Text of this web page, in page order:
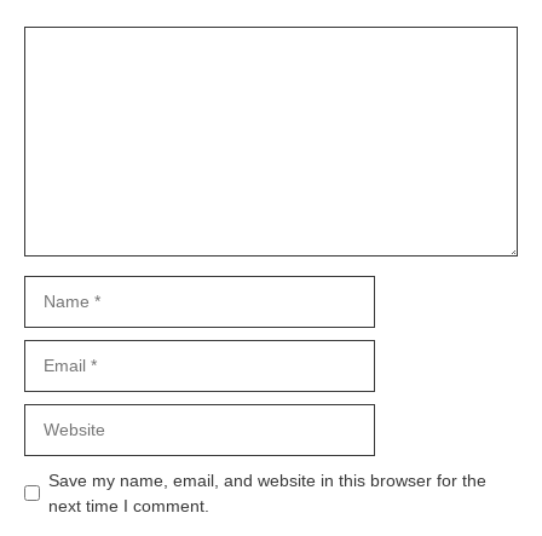
Save my name, email, and website in this browser for the
next time I comment.